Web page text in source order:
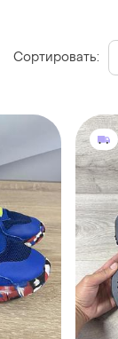
Сортировать: